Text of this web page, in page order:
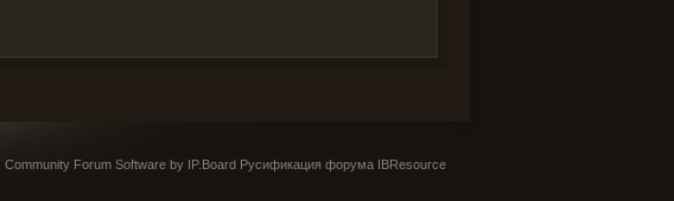
Community Forum Software by IP.Board Русификация форума IBResource